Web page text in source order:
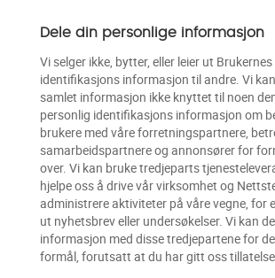
Dele din personlige informasjon
Vi selger ikke, bytter, eller leier ut
identifikasjons informasjon til andre. Vi
samlet informasjon ikke knyttet til noen
personlig identifikasjons informasjon om
brukere med våre forretningspartnere,
samarbeidspartnere og annonsører for
over. Vi kan bruke tredjeparts
hjelpe oss å drive vår virksomhet og
administrere aktiviteter på våre vegne, for
ut nyhetsbrev eller undersøkelser. Vi kan
informasjon med disse tredjepartene for
formål, forutsatt at du har gitt oss